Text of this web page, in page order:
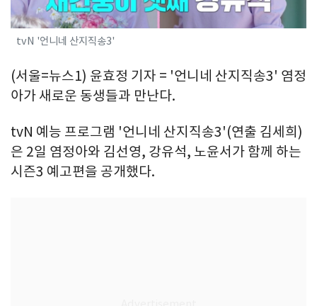
tvN '언니네 산지직송3'
(서울=뉴스1) 윤효정 기자 = '언니네 산지직송3' 염정
아가 새로운 동생들과 만난다.
tvN 예능 프로그램 '언니네 산지직송3'(연출 김세희)
은 2일 염정아와 김선영, 강유석, 노윤서가 함께 하는
시즌3 예고편을 공개했다.